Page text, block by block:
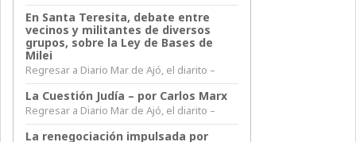
En Santa Teresita, debate entre
vecinos y militantes de diversos
grupos, sobre la Ley de Bases de
Milei
Regresar a Diario Mar de Ajó, el diarito –
La Cuestión Judía – por Carlos Marx
Regresar a Diario Mar de Ajó, el diarito –
La renegociación impulsada por